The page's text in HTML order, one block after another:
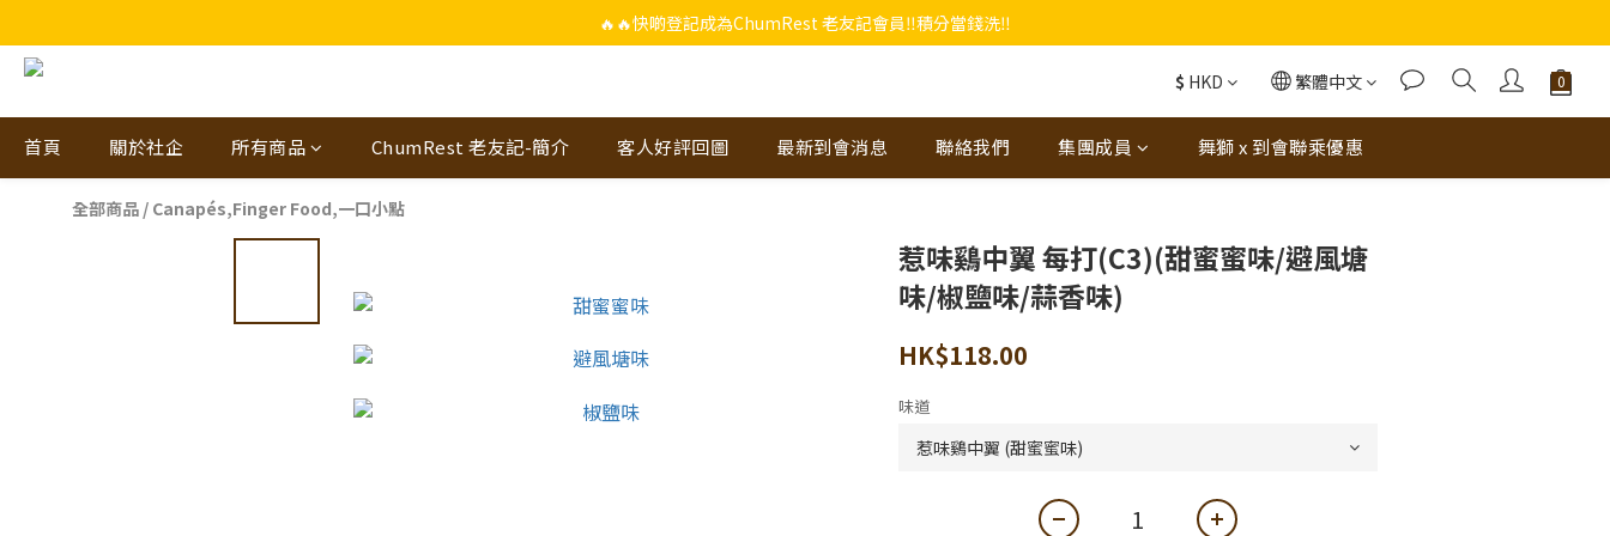
🔥🔥快啲登記成為ChumRest 老友記會員‼️積分當錢洗‼️
🔥🔥快啲登記成為ChumRest 老友記會員‼️積分當錢洗‼️
🎁🤩🤩超值優惠：網上下單選用~(銀行轉帳／FPS)為付款方式，滿$988 即可免費獲贈手工紫蘇雞皮蝦（6串）價值$288‼️
🔥🔥快啲登記成為ChumRest 老友記會員‼️積分當錢洗‼️
$ HKD 繁體中文
首頁 關於社企 所有商品 ChumRest 老友記-簡介 客人好評回圖 最新到會消息 聯絡我們 集團成員 舞獅 x 到會聯乘優惠
全部商品 / Canapés,Finger Food,一口小點
惹味鷄中翼 每打(C3)(甜蜜蜜味/避風塘
味/椒鹽味/蒜香味)
HK$118.00
味道